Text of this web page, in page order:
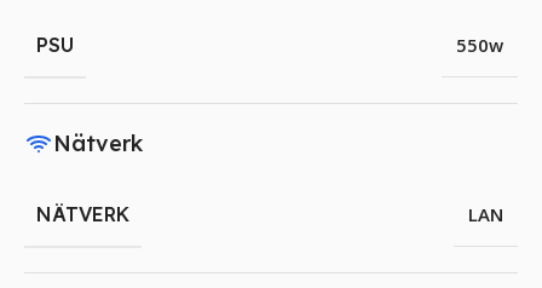
PSU 550w
Nätverk
NÄTVERK LAN